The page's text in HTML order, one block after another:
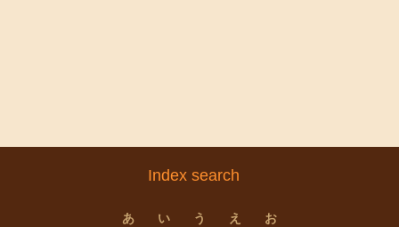
Index search
あ い う え お